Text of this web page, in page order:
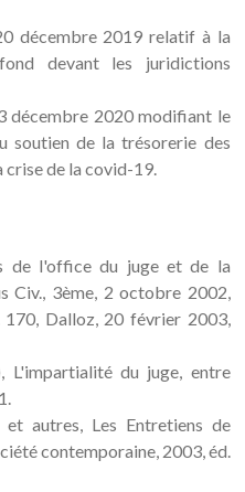
décembre 2019 relatif à la
devant les juridictions
décembre 2020 modifiant le
soutien de la trésorerie des
crise de la covid-19.
de l'office du juge et de la
Civ., 3ème, 2 octobre 2002,
Dalloz, 20 février 2003,
L'impartialité du juge, entre
et autres, Les Entretiens de
contemporaine, 2003, éd.